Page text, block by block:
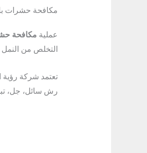
مكافحة حشرات
عملية مكافحة
التخلص من
تعتمد شركة رؤية
رش سائل، جل،